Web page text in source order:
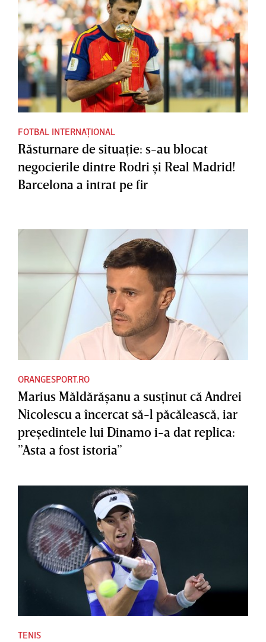
FOTBAL INTERNAȚIONAL
Răsturnare de situaţie: s-au blocat
negocierile dintre Rodri şi Real Madrid!
Barcelona a intrat pe fir
ORANGESPORT.RO
Marius Măldărăşanu a susţinut că Andrei
Nicolescu a încercat să-l păcălească, iar
preşedintele lui Dinamo i-a dat replica:
”Asta a fost istoria”
TENIS